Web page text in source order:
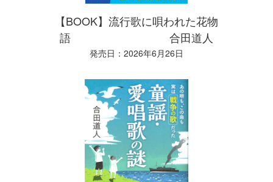
【BOOK】流行歌に唄われた花物
語 合田道人
発売日：2026年6月26日